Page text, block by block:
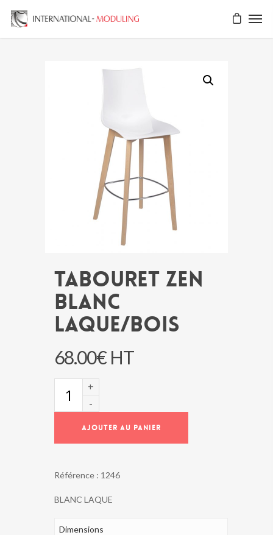
TABOURET ZEN
BLANC
LAQUE/BOIS
68.00€ HT
TABOURET
LAQUE/BOIS
AJOUTER AU PANIER
Référence : 1246
BLANC LAQUE
Dimensions